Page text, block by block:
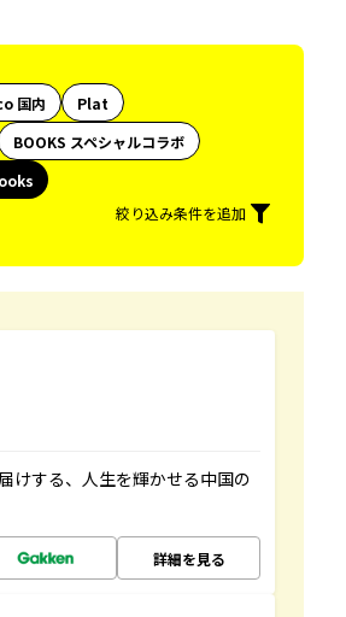
国内
Plat
BOOKS スペシャルコラボ
絞り込み条件を追加
けする、人生を輝かせる中国の
詳細を見る